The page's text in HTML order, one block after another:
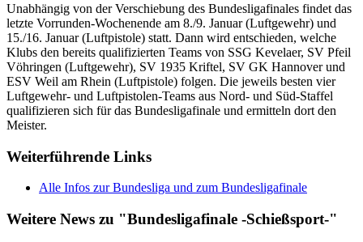
Unabhängig von der Verschiebung des Bundesligafinales findet das
letzte Vorrunden-Wochenende am 8./9. Januar (Luftgewehr) und
15./16. Januar (Luftpistole) statt. Dann wird entschieden, welche
Klubs den bereits qualifizierten Teams von SSG Kevelaer, SV Pfeil
Vöhringen (Luftgewehr), SV 1935 Kriftel, SV GK Hannover und
ESV Weil am Rhein (Luftpistole) folgen. Die jeweils besten vier
Luftgewehr- und Luftpistolen-Teams aus Nord- und Süd-Staffel
qualifizieren sich für das Bundesligafinale und ermitteln dort den
Meister.
Weiterführende Links
Alle Infos zur Bundesliga und zum Bundesligafinale
Weitere News zu "Bundesligafinale -Schießsport-"